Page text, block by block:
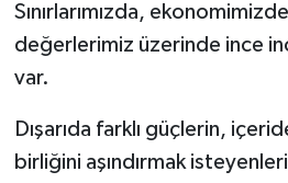
Sınırlarımızda,
değerlerimiz üzerinde ince
var.
Dışarıda farklı güçlerin,
birliğini aşındırmak